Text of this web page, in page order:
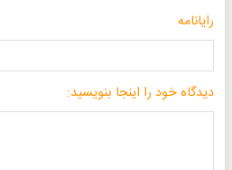
رایانامه
دیدگاه خود را اینجا بنویسید: